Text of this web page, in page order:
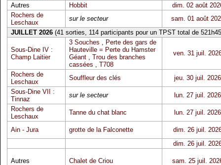
Autres
Hobbit
dim. 02 août
Rochers de
Leschaux
sur le secteur
sam. 01 août
JUILLET 2026(41 sorties, 114 participants pour un TPST total de
Sous-Dine IV :
Champ Laitier
3 Souches , Perte des gars de
Hauteville = Perte du Hamster
Géant, Trou des branches
cassées , T708
ven. 31 juil.
Rochers de
Leschaux
Souffleur des clés
jeu. 30 juil. 2026
Sous-Dine VII :
Tinnaz
sur le secteur
lun. 27 juil. 2026
Rochers de
Leschaux
Tanne du chat blanc lun. 27 juil. 2026
Ain - Jura grotte de la Falconette
dim. 26 juil.
dim. 26 juil.
Autres Chalet de Criou sam. 25 juil.